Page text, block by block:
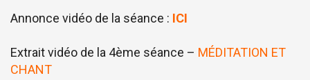
Annonce vidéo de la séance : ICI
Extrait vidéo de la 4ème séance – MÉDITATION ET
CHANT